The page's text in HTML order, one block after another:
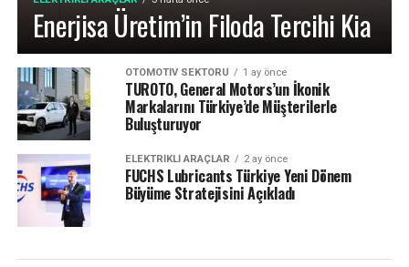
Enerjisa Üretim’in Filoda Tercihi Kia
OTOMOTIV SEKTÖRÜ 1 ay önce
TUROTO, General Motors’un İkonik
Markalarını Türkiye’de Müşterilerle
Buluşturuyor
ELEKTRIKLI ARAÇLAR 2 ay önce
FUCHS Lubricants Türkiye Yeni Dönem
Büyüme Stratejisini Açıkladı